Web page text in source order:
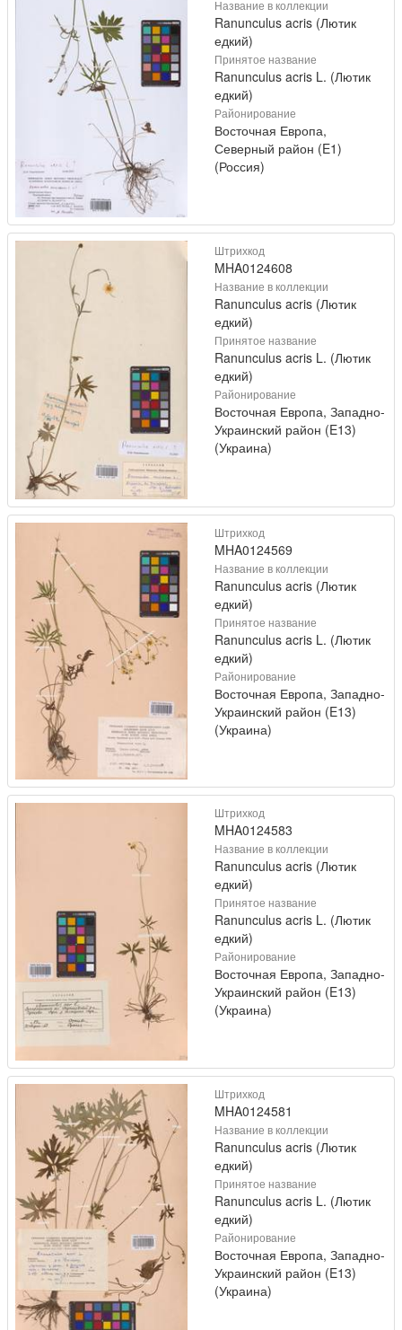
Название в коллекции
Ranunculus acris (Лютик
едкий)
Принятое название
Ranunculus acris L. (Лютик
едкий)
Районирование
Восточная Европа,
Северный район (E1)
(Россия)
Штрихкод
MHA0124608
Название в коллекции
Ranunculus acris (Лютик
едкий)
Принятое название
Ranunculus acris L. (Лютик
едкий)
Районирование
Восточная Европа, Западно-
Украинский район (E13)
(Украина)
Штрихкод
MHA0124569
Название в коллекции
Ranunculus acris (Лютик
едкий)
Принятое название
Ranunculus acris L. (Лютик
едкий)
Районирование
Восточная Европа, Западно-
Украинский район (E13)
(Украина)
Штрихкод
MHA0124583
Название в коллекции
Ranunculus acris (Лютик
едкий)
Принятое название
Ranunculus acris L. (Лютик
едкий)
Районирование
Восточная Европа, Западно-
Украинский район (E13)
(Украина)
Штрихкод
MHA0124581
Название в коллекции
Ranunculus acris (Лютик
едкий)
Принятое название
Ranunculus acris L. (Лютик
едкий)
Районирование
Восточная Европа, Западно-
Украинский район (E13)
(Украина)